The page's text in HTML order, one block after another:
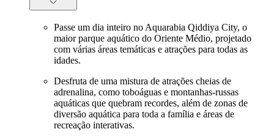
Passe um dia inteiro no Aquarabia Qiddiya City, o
maior parque aquático do Oriente Médio, projetado
com várias áreas temáticas e atrações para todas as
idades.
Desfruta de uma mistura de atrações cheias de
adrenalina, como toboáguas e montanhas-russas
aquáticas que quebram recordes, além de zonas de
diversão aquática para toda a família e áreas de
recreação interativas.